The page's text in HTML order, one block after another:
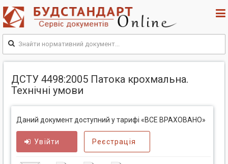
ДСТУ 4498:2005 Патока крохмальна.
Технічні умови
Даний документ доступний у тарифі «ВСЕ ВРАХОВАНО»
Увійти Реєстрація